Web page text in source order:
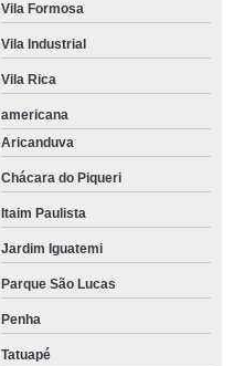
Vila Formosa
Vila Industrial
Vila Rica
americana
Aricanduva
Chácara do Piqueri
Itaim Paulista
Jardim Iguatemi
Parque São Lucas
Penha
Tatuapé